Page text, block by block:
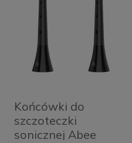
Końcówki do
szczoteczki
sonicznej Abee